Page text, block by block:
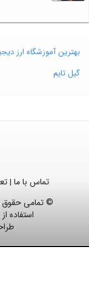
بهترین آموزشگاه ارز
گیل تایم
تماس با ما |
© تمامی حقوق
استفاده